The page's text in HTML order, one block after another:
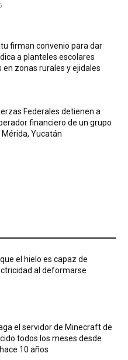
firman convenio para dar
a planteles escolares
en zonas rurales y ejidales
Federales detienen a
financiero de un grupo
Yucatán
el hielo es capaz de
al deformarse
el servidor de Minecraft de
todos los meses desde
10 años